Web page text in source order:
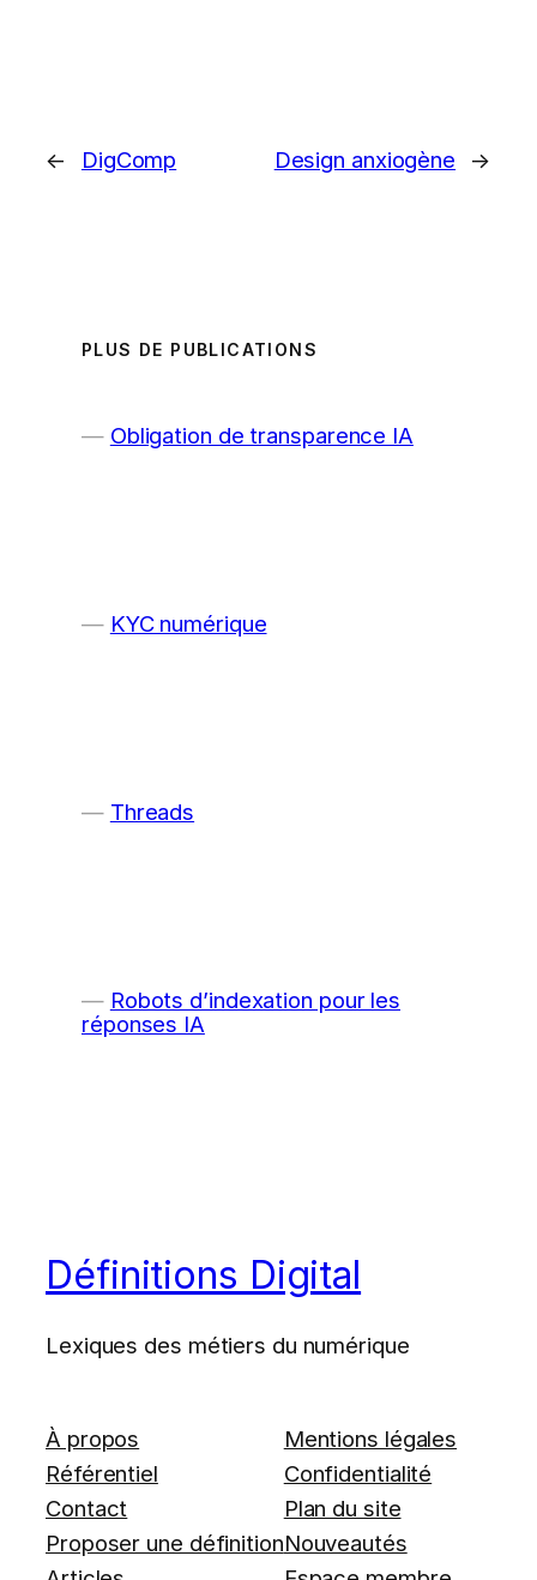
← DigComp Design anxiogène →
PLUS DE PUBLICATIONS
Obligation de transparence IA
KYC numérique
Threads
Robots d’indexation pour les
réponses IA
Définitions Digital
Lexiques des métiers du numérique
À propos
Référentiel
Contact
Proposer une définition
Mentions légales
Confidentialité
Plan du site
Nouveautés